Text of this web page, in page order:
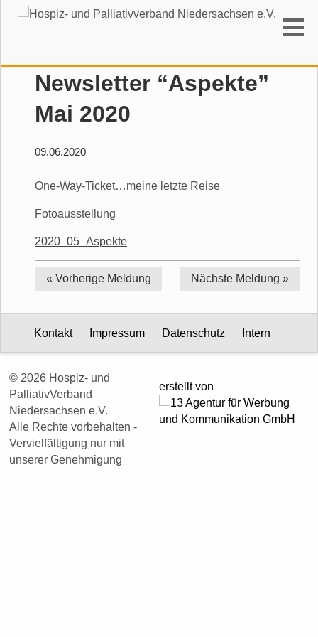
Suchen
Newsletter “Aspekte”
Mai 2020
09.06.2020
One-Way-Ticket…meine letzte Reise
Fotoausstellung
2020_05_Aspekte
« Vorherige Meldung Nächste Meldung »
Kontakt Impressum Datenschutz Intern
© 2026 Hospiz- und
PalliativVerband
Niedersachsen e.V.
Alle Rechte vorbehalten -
Vervielfältigung nur mit
unserer Genehmigung
erstellt von